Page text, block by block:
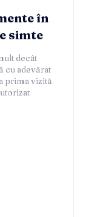
în
simte
decât
cu adevărat
prima vizită